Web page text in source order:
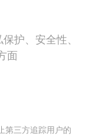
护、安全性、
面
第三方追踪用户的